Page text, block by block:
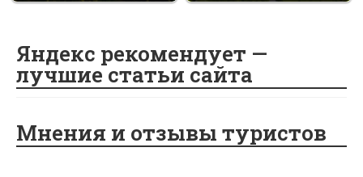
Яндекс рекомендует —
лучшие статьи сайта
Мнения и отзывы туристов